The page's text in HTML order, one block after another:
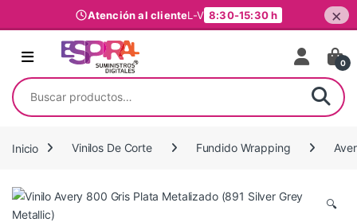
Atención al clienteL-V 8:30-15:30 h ×
Ir al contenido
0
Buscar por:
Inicio Vinilos De Corte Fundido Wrapping
🔍